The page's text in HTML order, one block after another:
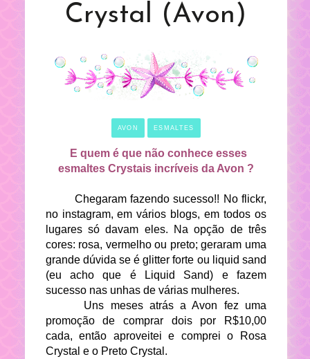
Crystal (Avon)
AVON ESMALTES
E quem é que não conhece esses
esmaltes Crystais incríveis da Avon ?
Chegaram fazendo sucesso!! No flickr,
no instagram, em vários blogs, em todos os
lugares só davam eles. Na opção de três
cores: rosa, vermelho ou preto; geraram uma
grande dúvida se é glitter forte ou liquid sand
(eu acho que é Liquid Sand) e fazem
sucesso nas unhas de várias mulheres.
Uns meses atrás a Avon fez uma
promoção de comprar dois por R$10,00
cada, então aproveitei e comprei o Rosa
Crystal e o Preto Crystal.